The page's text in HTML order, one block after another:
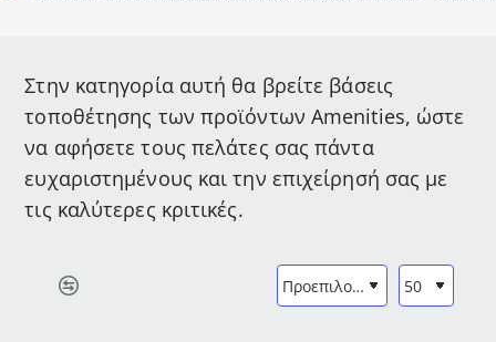
Στην κατηγορία αυτή θα βρείτε βάσεις
τοποθέτησης των προϊόντων Amenities, ώστε
να αφήσετε τους πελάτες σας πάντα
ευχαριστημένους και την επιχείρησή σας με
τις καλύτερες κριτικές.